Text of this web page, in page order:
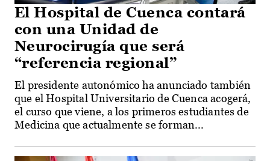
El Hospital de Cuenca contará
con una Unidad de
Neurocirugía que será
“referencia regional”
El presidente autonómico ha anunciado también
que el Hospital Universitario de Cuenca acogerá,
el curso que viene, a los primeros estudiantes de
Medicina que actualmente se forman...